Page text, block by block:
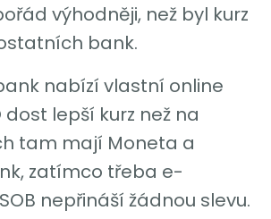
výhodněji, než byl kurz
bank.
nabízí vlastní online
lepší kurz než na
tam mají Moneta a
zatímco třeba e-
nepřináší žádnou slevu.